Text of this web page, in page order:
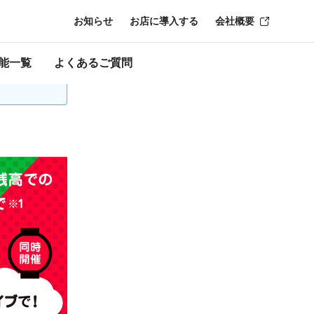
一覧 よくあるご質問
お知らせ お店に導入する 会社概要